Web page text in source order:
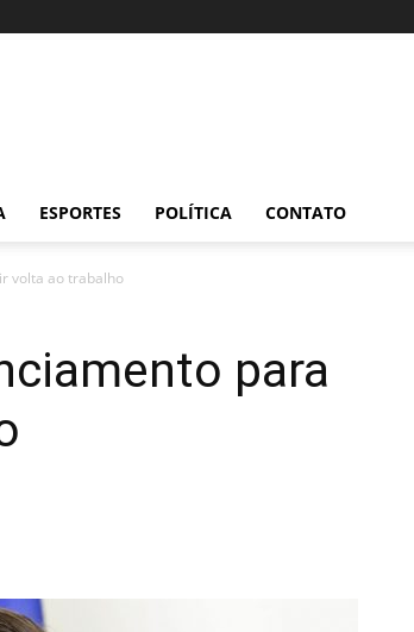
ESPORTES POLÍTICA CONTATO
volta ao trabalho
para